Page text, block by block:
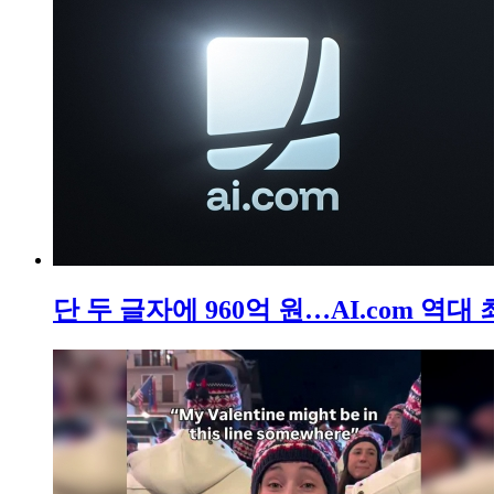
단 두 글자에 960억 원…AI.com 역대